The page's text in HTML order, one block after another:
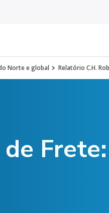
Norte e global Relatório C.H.
Frete: